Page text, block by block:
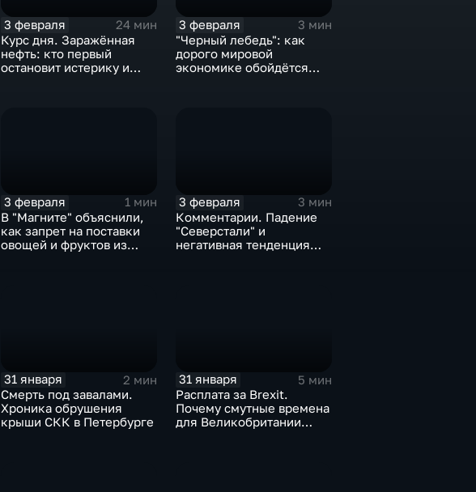
3 февраля
24 мин
Курс дня. Заражённая
нефть: кто первый
остановит истерику и
3 февраля
3 мин
"Черный лебедь": как
дорого мировой
экономике обойдётся
3 февраля
1 мин
В "Магните" объяснили,
как запрет на поставки
овощей и фруктов из
3 февраля
3 мин
Комментарии. Падение
"Северстали" и
негативная тенденция
31 января
2 мин
Смерть под завалами.
Хроника обрушения
крыши СКК в Петербурге
31 января
5 мин
Расплата за Brexit.
Почему смутные времена
для Великобритании